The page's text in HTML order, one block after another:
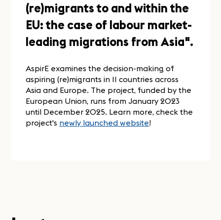
(re)migrants to and within the
EU: the case of labour market-
leading migrations from Asia".
AspirE examines the decision-making of
aspiring (re)migrants in 11 countries across
Asia and Europe. The project, funded by the
European Union, runs from January 2023
until December 2025. Learn more, check the
project's newly launched website!